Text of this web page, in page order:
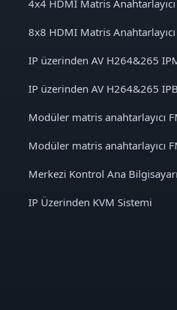
4x4 HDMI Matris Anahtarlayıcı
8x8 HDMI Matris Anahtarlayıcı
IP üzerinden AV H264&265
IP üzerinden AV H264&265
Modüler matris anahtarlayıcı
Modüler matris anahtarlayıcı
Merkezi Kontrol Ana Bilgisayarı
IP Üzerinden KVM Sistemi